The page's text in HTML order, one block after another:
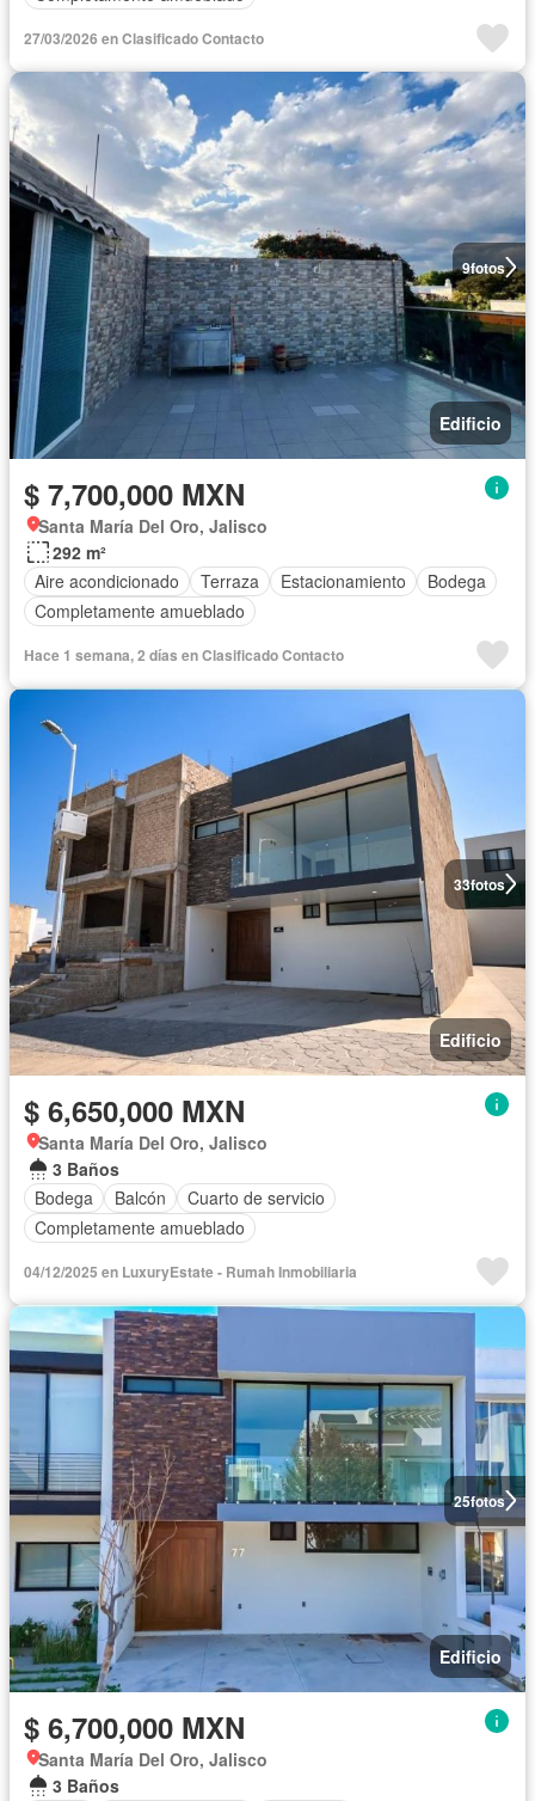
27/03/2026 en Clasificado Contacto
9fotos
Edificio
$ 7,700,000 MXN
Santa María Del Oro, Jalisco
292 m²
Aire acondicionado
Terraza Estacionamiento
Bodega
Completamente amueblado
Hace 1 semana, 2 días en Clasificado Contacto
33fotos
Edificio
$ 6,650,000 MXN
Santa María Del Oro, Jalisco
3 Baños
Bodega
Balcón
Cuarto de servicio
Completamente amueblado
04/12/2025 en LuxuryEstate - Rumah Inmobiliaria
25fotos
Edificio
$ 6,700,000 MXN
Santa María Del Oro, Jalisco
3 Baños